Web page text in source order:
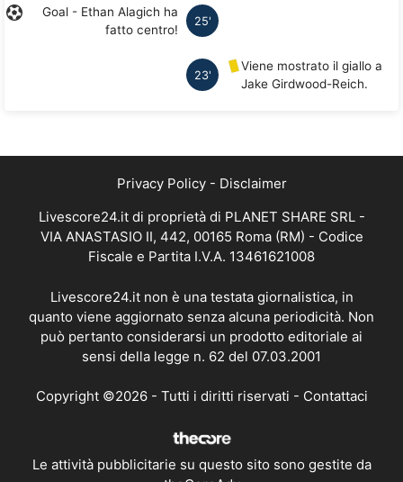
25'
Goal - Ethan Alagich ha
fatto centro!
23'
Viene mostrato il giallo a
Jake Girdwood-Reich.
Privacy Policy- Disclaimer
Livescore24.it di proprietà di PLANET SHARE SRL -
VIA ANASTASIO II, 442, 00165 Roma (RM) - Codice
Fiscale e Partita I.V.A. 13461621008
Livescore24.it non è una testata giornalistica, in
quanto viene aggiornato senza alcuna periodicità. Non
può pertanto considerarsi un prodotto editoriale ai
sensi della legge n. 62 del 07.03.2001
Copyright ©2026 - Tutti i diritti riservati - Contattaci
Le attività pubblicitarie su questo sito sono gestite da